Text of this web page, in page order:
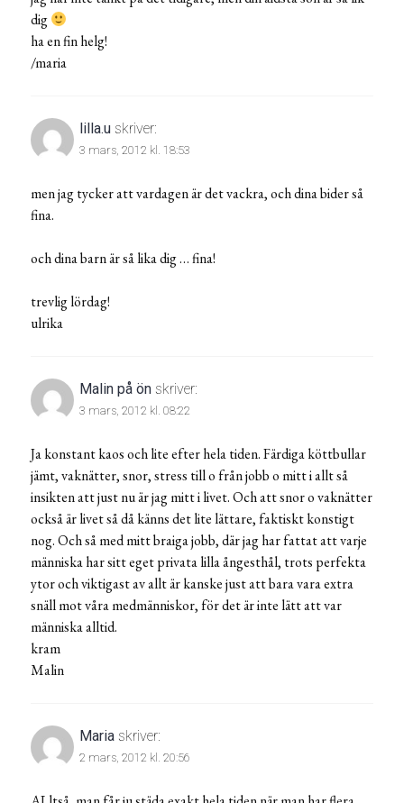
dig
ha en fin helg!
/maria
lilla.u skriver:
3 mars, 2012 kl. 18:53
men jag tycker att vardagen är det vackra, och dina bider så
fina.
och dina barn är så lika dig … fina!
trevlig lördag!
ulrika
Malin på ön skriver:
3 mars, 2012 kl. 08:22
Ja konstant kaos och lite efter hela tiden. Färdiga köttbullar
jämt, vaknätter, snor, stress till o från jobb o mitt i allt så
insikten att just nu är jag mitt i livet. Och att snor o vaknätter
också är livet så då känns det lite lättare, faktiskt konstigt
nog. Och så med mitt braiga jobb, där jag har fattat att varje
människa har sitt eget privata lilla ångesthål, trots perfekta
ytor och viktigast av allt är kanske just att bara vara extra
snäll mot våra medmänniskor, för det är inte lätt att var
människa alltid.
kram
Malin
Maria skriver:
2 mars, 2012 kl. 20:56